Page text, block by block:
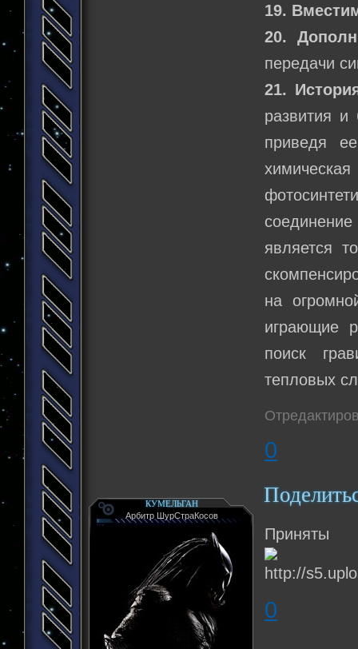
19.
20.
передачи
21.
развития и
приведя
является
на
играющие
поиск
тепловых
0
КУМЕЛЬГАН
Арбитр ШурСтраКосов
Приняты
0